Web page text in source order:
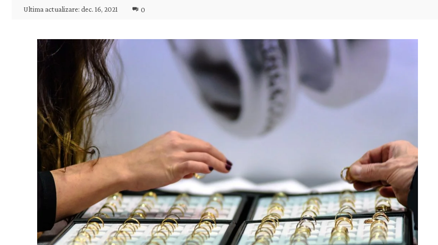
Ultima actualizare: dec. 16, 2021 0